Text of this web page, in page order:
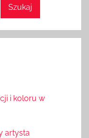
Szukaj
i koloru w
artysta